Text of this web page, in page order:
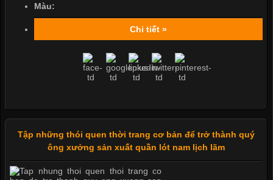
Màu:
Chi tiết »
Tập những thói quen thời trang cơ bản để trở thành quý
ông xưởng sản xuất quần lót nam lịch lãm